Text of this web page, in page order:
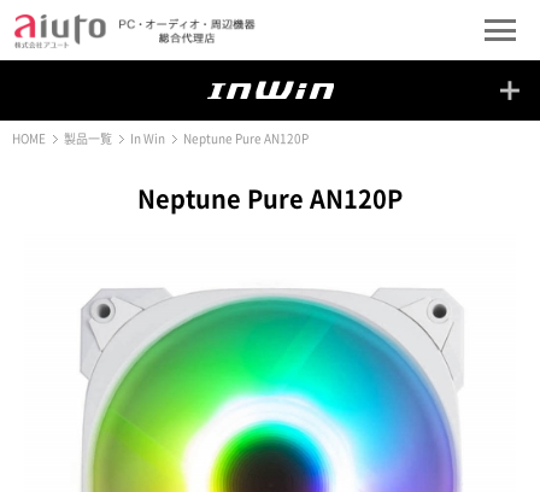
HOME 製品一覧 In Win Neptune Pure AN120P
Neptune Pure AN120P